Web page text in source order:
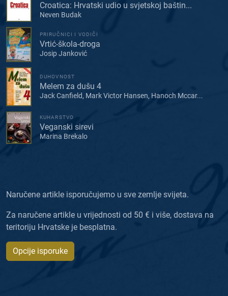
Croatica: Hrvatski udio u svjetskoj baštin...
Neven Budak
PRIRUČNICI I VODIČI
Vrtić-škola-droga
Josip Janković
DUHOVNOST
Melem za dušu 4
Jack Canfield, Mark Victor Hansen, Hanoch Mccar...
KUHARSTVO
Veganski sirevi
Marina Brekalo
Naručene artikle isporučujemo u sve zemlje svijeta.
Za naručene artikle u vrijednosti od 50 € i više, dostava na
teritoriju Hrvatske je besplatna.
Opcije isporuke